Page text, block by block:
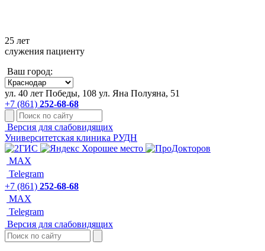
25 лет
служения пациенту
Ваш город:
ул. 40 лет Победы, 108 ул. Яна Полуяна, 51
+7 (861) 252-68-68
Версия для слабовидящих
Университетская клиника РУДН
MAX
Telegram
+7 (861) 252-68-68
MAX
Telegram
Версия для слабовидящих